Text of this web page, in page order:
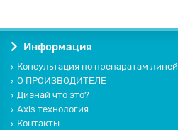
Информация
Консультация по препаратам
О ПРОИЗВОДИТЕЛЕ
Диэнай что это?
Axis технология
Контакты